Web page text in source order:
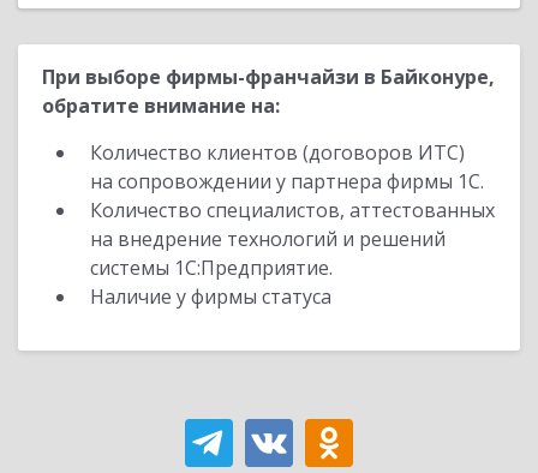
При выборе фирмы-франчайзи в Байконуре,
обратите внимание на:
Количество клиентов (договоров ИТС)
на сопровождении у партнера фирмы 1С.
Количество специалистов, аттестованных
на внедрение технологий и решений
системы 1С:Предприятие.
Наличие у фирмы статуса